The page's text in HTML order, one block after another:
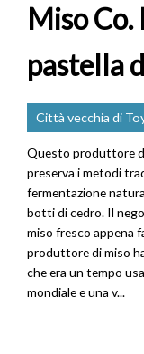
Miso Co.
pastella
Città vecchia di
Questo produttore
preserva i metodi
fermentazione
botti di cedro. Il
miso fresco appena
produttore di miso
che era un tempo
mondiale e una v...